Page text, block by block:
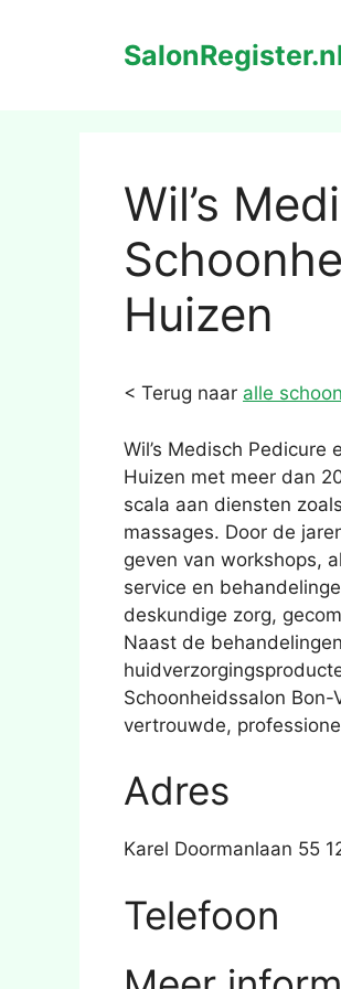
Wil’s
Huizen
< Terug naar alle
Wil’s Medisch
Huizen met meer dan
scala aan diensten
massages. Door de
geven van workshops,
service en
deskundige zorg,
Naast de
Schoonheidssalon
vertrouwde,
Adres
Karel Doormanlaan 55
Telefoon